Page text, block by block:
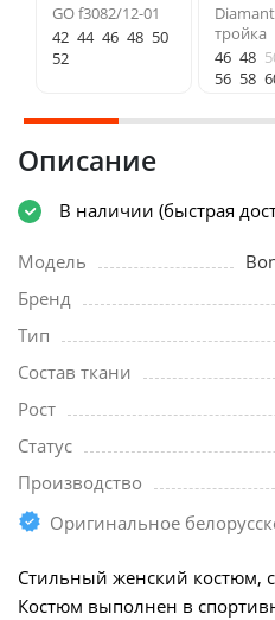
GO f3082/12-01
42 44 46 48 50
52
тройка
46 48
56 58
Описание
В наличии (быстрая
Модель
Бренд
Тип
Состав ткани
Рост
Статус
Производство
Оригинальное
Стильный женский костюм,
Костюм выполнен в